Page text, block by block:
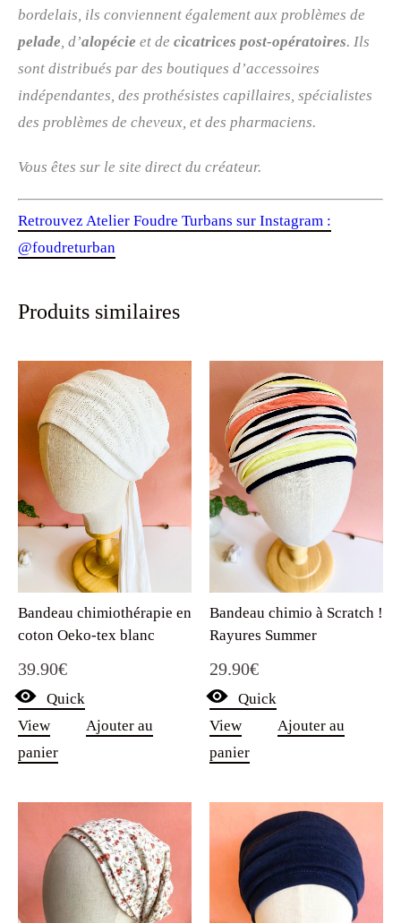
bordelais, ils conviennent également aux problèmes de
pelade, d’alopécie et de cicatrices post-opératoires. Ils
sont distribués par des boutiques d’accessoires
indépendantes, des prothésistes capillaires, spécialistes
des problèmes de cheveux, et des pharmaciens.
Vous êtes sur le site direct du créateur.
Retrouvez Atelier Foudre Turbans sur Instagram :
@foudreturban
Produits similaires
Bandeau chimiothérapie en
coton Oeko-tex blanc
39.90€
Quick
View
Ajouter au
panier
Bandeau chimio à Scratch !
Rayures Summer
29.90€
Quick
View
Ajouter au
panier